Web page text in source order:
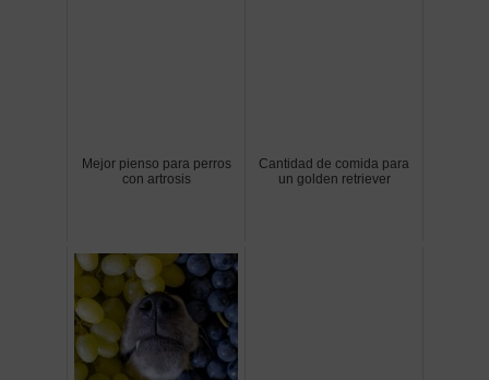
Mejor pienso para perros
con artrosis
Cantidad de comida para
un golden retriever